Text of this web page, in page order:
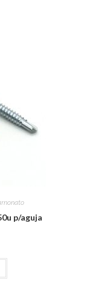
p/aguja